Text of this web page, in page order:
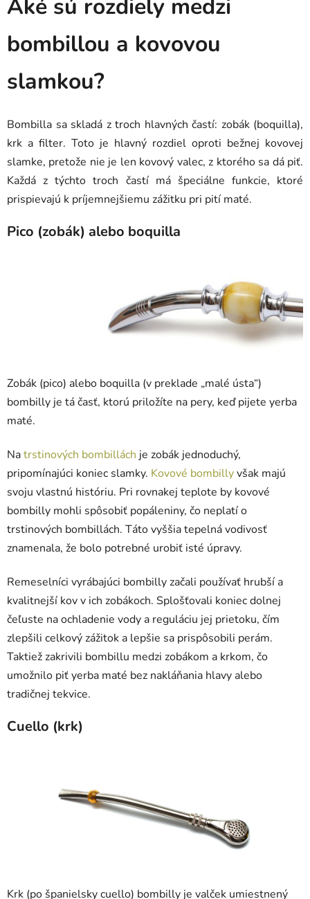
Aké sú rozdiely medzi
bombillou a kovovou
slamkou?
Bombilla sa skladá z troch hlavných častí: zobák (boquilla),
krk a filter. Toto je hlavný rozdiel oproti bežnej kovovej
slamke, pretože nie je len kovový valec, z ktorého sa dá piť.
Každá z týchto troch častí má špeciálne funkcie, ktoré
prispievajú k príjemnejšiemu zážitku pri pití maté.
Pico (zobák) alebo boquilla
Zobák (pico) alebo boquilla (v preklade „malé ústa“)
bombilly je tá časť, ktorú priložíte na pery, keď pijete yerba
maté.
Natrstinových bombillách je zobák jednoduchý,
pripomínajúci koniec slamky. Kovové bombillyvšak majú
svoju vlastnú históriu. Pri rovnakej teplote by kovové
bombilly mohli spôsobiť popáleniny, čo neplatí o
trstinových bombillách. Táto vyššia tepelná vodivosť
znamenala, že bolo potrebné urobiť isté úpravy.
Remeselníci vyrábajúci bombilly začali používať hrubší a
kvalitnejší kov v ich zobákoch. Splošťovali koniec dolnej
čeľuste na ochladenie vody a reguláciu jej prietoku, čím
zlepšili celkový zážitok a lepšie sa prispôsobili perám.
Taktiež zakrivili bombillu medzi zobákom a krkom, čo
umožnilo piť yerba maté bez nakláňania hlavy alebo
tradičnej tekvice.
Cuello (krk)
Krk (po španielsky cuello) bombilly je valček umiestnený